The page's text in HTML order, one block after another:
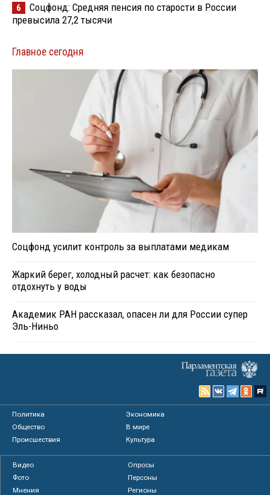
6
Соцфонд: Средняя пенсия по старости в России
превысила 27,2 тысячи
Главное сегодня
Соцфонд усилит контроль за выплатами медикам
Жаркий берег, холодный расчет: как безопасно
отдохнуть у воды
Академик РАН рассказал, опасен ли для России супер
Эль-Ниньо
Политика
Экономика
Общество
В мире
Происшествия
Культура
Видео
Опросы
Фото
Персоны
Мнения
Регионы